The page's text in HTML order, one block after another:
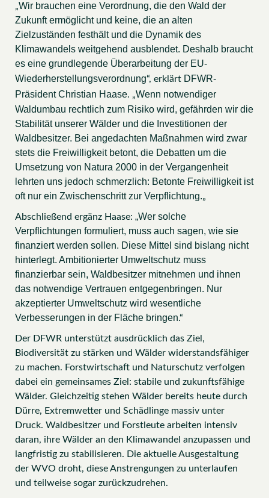
„Wir brauchen eine Verordnung, die den Wald der
Zukunft ermöglicht und keine, die an alten
Zielzuständen festhält und die Dynamik des
Klimawandels weitgehend ausblendet. Deshalb braucht
es eine grundlegende Überarbeitung der EU-
Wiederherstellungsverordnung“, erklärt DFWR-
Präsident Christian Haase. „Wenn notwendiger
Waldumbau rechtlich zum Risiko wird, gefährden wir die
Stabilität unserer Wälder und die Investitionen der
Waldbesitzer. Bei angedachten Maßnahmen wird zwar
stets die Freiwilligkeit betont, die Debatten um die
Umsetzung von Natura 2000 in der Vergangenheit
lehrten uns jedoch schmerzlich: Betonte Freiwilligkeit ist
oft nur ein Zwischenschritt zur Verpflichtung.„
Abschließend ergänz Haase: „Wer solche
Verpflichtungen formuliert, muss auch sagen, wie sie
finanziert werden sollen. Diese Mittel sind bislang nicht
hinterlegt. Ambitionierter Umweltschutz muss
finanzierbar sein, Waldbesitzer mitnehmen und ihnen
das notwendige Vertrauen entgegenbringen. Nur
akzeptierter Umweltschutz wird wesentliche
Verbesserungen in der Fläche bringen.“
Der DFWR unterstützt ausdrücklich das Ziel,
Biodiversität zu stärken und Wälder widerstandsfähiger
zu machen. Forstwirtschaft und Naturschutz verfolgen
dabei ein gemeinsames Ziel: stabile und zukunftsfähige
Wälder. Gleichzeitig stehen Wälder bereits heute durch
Dürre, Extremwetter und Schädlinge massiv unter
Druck. Waldbesitzer und Forstleute arbeiten intensiv
daran, ihre Wälder an den Klimawandel anzupassen und
langfristig zu stabilisieren. Die aktuelle Ausgestaltung
der WVO droht, diese Anstrengungen zu unterlaufen
und teilweise sogar zurückzudrehen.